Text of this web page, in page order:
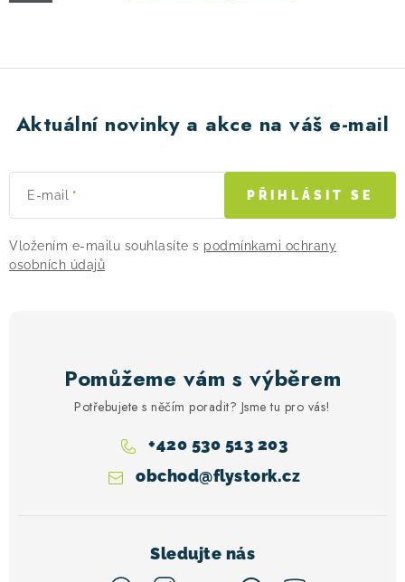
Aktuální novinky a akce na váš e-mail
E-mail
Vložením e-mailu souhlasíte s podmínkami ochrany
osobních údajů
PŘIHLÁSIT SE
Pomůžeme vám s výběrem
Potřebujete s něčím poradit? Jsme tu pro vás!
obchod@flystork.cz
+420 530 513 203